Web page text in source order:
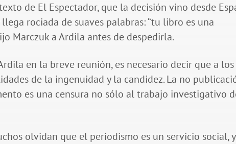
de El Espectador, que la decisión vino desde
rociada de suaves palabras: “tu libro es una
Marczuk a Ardila antes de despedirla.
en la breve reunión, es necesario decir que a los
de la ingenuidad y la candidez. La no
es una censura no sólo al trabajo investigativo
olvidan que el periodismo es un servicio social, y